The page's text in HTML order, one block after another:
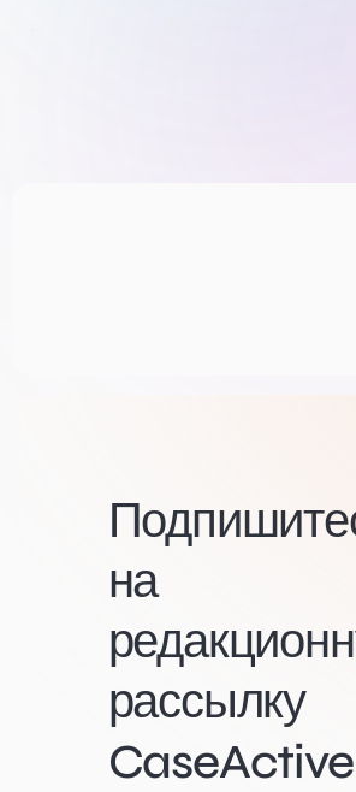
на
рассылку
CaseActive